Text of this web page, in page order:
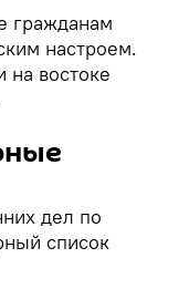
гражданам
настроем.
востоке
дел по
список